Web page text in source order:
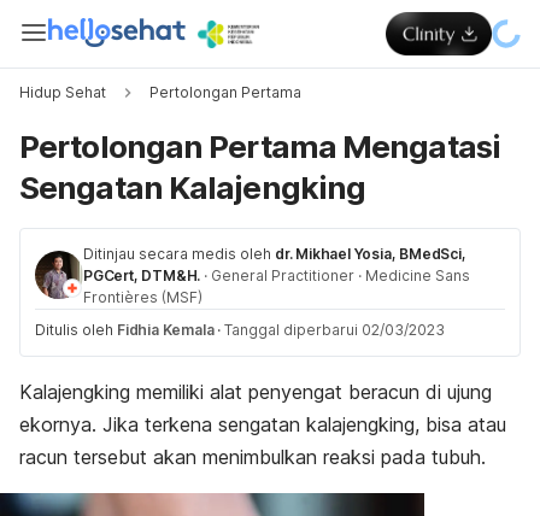
Hidup Sehat Pertolongan Pertama
Pertolongan Pertama Mengatasi
Sengatan Kalajengking
Ditinjau secara medis oleh dr. Mikhael Yosia, BMedSci,
PGCert, DTM&H. · General Practitioner · Medicine Sans
Frontières (MSF)
Ditulis oleh Fidhia Kemala · Tanggal diperbarui 02/03/2023
Kalajengking memiliki alat penyengat beracun di ujung
ekornya. Jika terkena sengatan kalajengking, bisa atau
racun tersebut akan menimbulkan reaksi pada tubuh.